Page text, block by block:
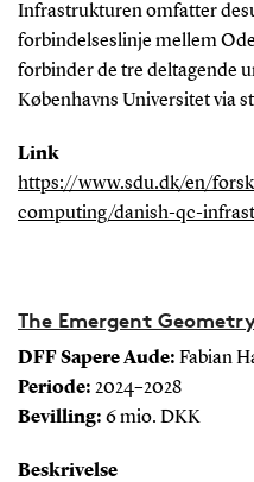
Infrastrukturen omfatter
forbindelseslinje mellem
forbinder de tre deltagende
Københavns Universitet via
Link
https://www.sdu.dk/en/
computing/danish-qc-
The Emergent
DFF Sapere Aude: Fabian
Periode: 2024–2028
Bevilling: 6 mio. DKK
Beskrivelse